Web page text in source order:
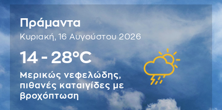
Πράμαντα
Κυριακή, 16 Αυγούστου 2026
14 - 28°C
Μερικώς νεφελώδης,
πιθανές καταιγίδες με
βροχόπτωση